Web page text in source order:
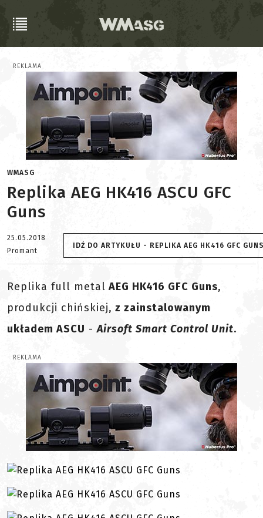
REKLAMA
WMASG
Replika AEG HK416 ASCU GFC
Guns
25.05.2018
Promant
IDŹ DO ARTYKUŁU - REPLIKA AEG HK416 GFC
Replika full metal AEG HK416 GFC Guns,
produkcji chińskiej, z zainstalowanym
układem ASCU -Airsoft Smart Control Unit.
REKLAMA